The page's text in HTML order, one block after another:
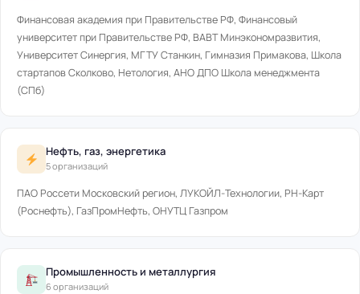
Финансовая академия при Правительстве РФ, Финансовый
университет при Правительстве РФ, ВАВТ Минэкономразвития,
Университет Синергия, МГТУ Станкин, Гимназия Примакова, Школа
стартапов Сколково, Нетология, АНО ДПО Школа менеджмента
(СПб)
Нефть, газ, энергетика
5 организаций
ПАО Россети Московский регион, ЛУКОЙЛ-Технологии, РН-Карт
(Роснефть), ГазПромНефть, ОНУТЦ Газпром
Промышленность и металлургия
6 организаций